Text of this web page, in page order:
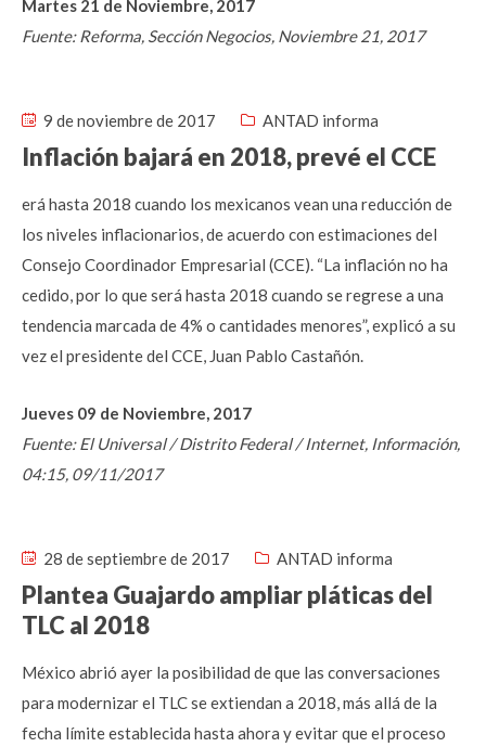
Martes 21 de Noviembre, 2017
Fuente: Reforma, Sección Negocios, Noviembre 21, 2017
9 de noviembre de 2017 ANTAD informa
Inflación bajará en 2018, prevé el CCE
erá hasta 2018 cuando los mexicanos vean una reducción de
los niveles inflacionarios, de acuerdo con estimaciones del
Consejo Coordinador Empresarial (CCE). “La inflación no ha
cedido, por lo que será hasta 2018 cuando se regrese a una
tendencia marcada de 4% o cantidades menores”, explicó a su
vez el presidente del CCE, Juan Pablo Castañón.
Jueves 09 de Noviembre, 2017
Fuente: El Universal / Distrito Federal / Internet, Información,
04:15, 09/11/2017
28 de septiembre de 2017 ANTAD informa
Plantea Guajardo ampliar pláticas del
TLC al 2018
México abrió ayer la posibilidad de que las conversaciones
para modernizar el TLC se extiendan a 2018, más allá de la
fecha límite establecida hasta ahora y evitar que el proceso